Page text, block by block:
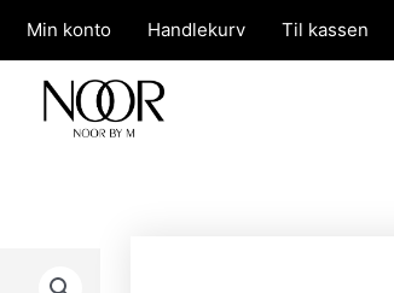
Min konto Handlekurv Til kassen